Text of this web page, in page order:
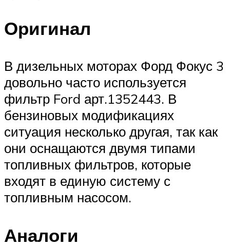
Оригинал
В дизельных моторах Форд Фокус 3
довольно часто используется
фильтр Ford арт.1352443. В
бензиновых модификациях
ситуация несколько другая, так как
они оснащаются двумя типами
топливных фильтров, которые
входят в единую систему с
топливным насосом.
Аналоги